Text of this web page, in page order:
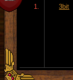
1. 3bit